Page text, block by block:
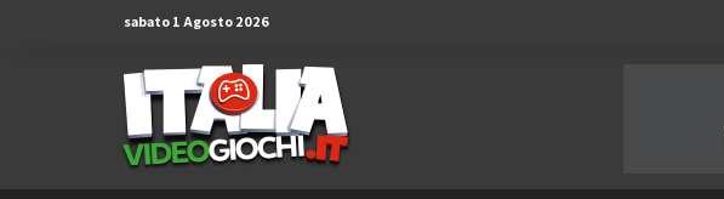
sabato 1 Agosto 2026